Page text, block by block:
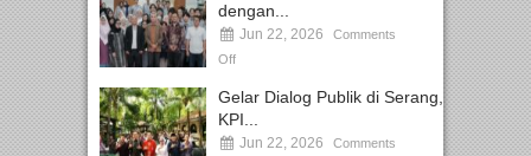
dengan...
Jun 22, 2026
Comments
Off
Gelar Dialog Publik di Serang,
KPI...
Jun 22, 2026
Comments